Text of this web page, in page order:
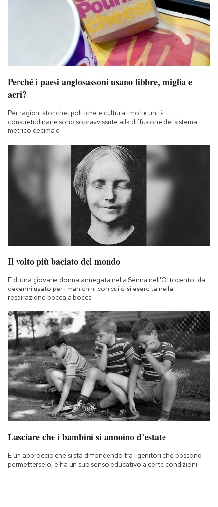
Perché i paesi anglosassoni usano libbre, miglia e
acri?
Per ragioni storiche, politiche e culturali molte unità
consuetudinarie sono sopravvissute alla diffusione del sistema
metrico decimale
Il volto più baciato del mondo
È di una giovane donna annegata nella Senna nell'Ottocento, da
decenni usato per i manichini con cui ci si esercita nella
respirazione bocca a bocca
Lasciare che i bambini si annoino d’estate
È un approccio che si sta diffondendo tra i genitori che possono
permetterselo, e ha un suo senso educativo a certe condizioni